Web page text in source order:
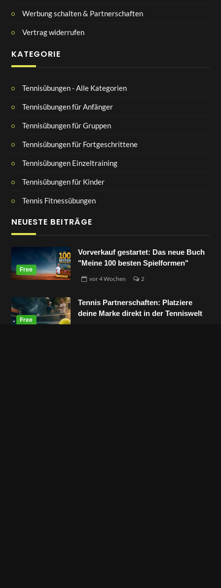
Werbung schalten & Partnerschaften
Vertrag widerrufen
KATEGORIE
Tennisübungen - Alle Kategorien
Tennisübungen für Anfänger
Tennisübungen für Gruppen
Tennisübungen für Fortgeschrittene
Tennisübungen Einzeltraining
Tennisübungen für Kinder
Tennis Fitnessübungen
NEUESTE BEITRÄGE
Vorverkauf gestartet: Das neue Buch
"Meine 100 besten Spielformen"
vor4 Wochen 2
Tennis Partnerschaften: Platziere
deine Marke direkt in der Tenniswelt